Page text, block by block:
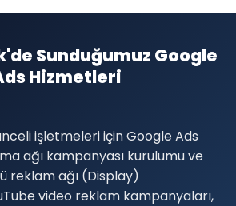
Sunduğumuz Google
Hizmetleri
işletmeleri için Google Ads
ağı kampanyası kurulumu ve
reklam ağı (Display)
video reklam kampanyaları,